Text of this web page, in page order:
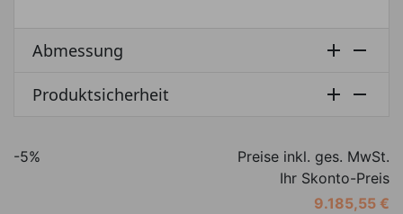
Abmessung  
Produktsicherheit  
-5%
Preise inkl. ges. MwSt.
Ihr Skonto-Preis
9.185,55 €